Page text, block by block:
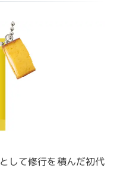
して修行を積んだ初代